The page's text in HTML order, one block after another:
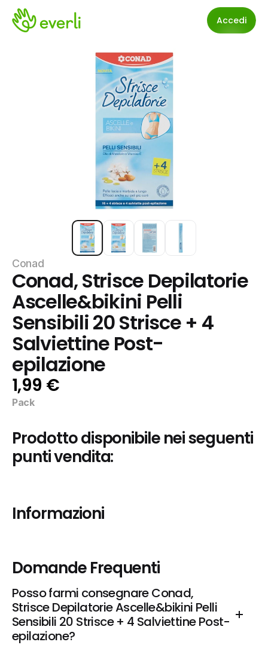
Accedi
Conad
Conad, Strisce Depilatorie
Ascelle&bikini Pelli
Sensibili 20 Strisce + 4
Salviettine Post-
epilazione
1,99 €
Pack
Prodotto disponibile nei seguenti
punti vendita:
Informazioni
Domande Frequenti
Posso farmi consegnare Conad,
Strisce Depilatorie Ascelle&bikini Pelli
Sensibili 20 Strisce + 4 Salviettine Post-
epilazione?